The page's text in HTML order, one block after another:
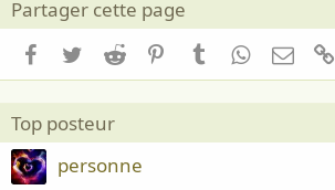
Partager cette page
Facebook
TwitterReddit PinterestTumblrWhatsApp
Email
Top posteur
personne